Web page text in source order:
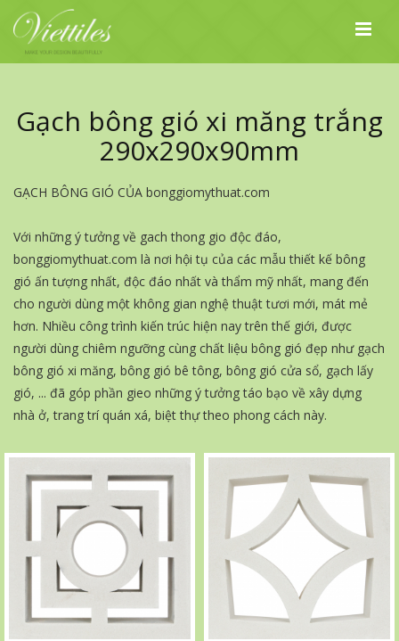
Sản Phẩm
Gạch Bông Gió Xi Măng Trắng 290x290x90mm
Gạch bông gió xi măng trắng
290x290x90mm
GẠCH BÔNG GIÓ CỦA bonggiomythuat.com
Với những ý tưởng về gach thong gio độc đáo,
bonggiomythuat.com là nơi hội tụ của các mẫu thiết kế bông
gió ấn tượng nhất, độc đáo nhất và thẩm mỹ nhất, mang đến
cho người dùng một không gian nghệ thuật tươi mới, mát mẻ
hơn. Nhiều công trình kiến trúc hiện nay trên thế giới, được
người dùng chiêm ngưỡng cùng chất liệu bông gió đẹp như gạch
bông gió xi măng, bông gió bê tông, bông gió cửa sổ, gạch lấy
gió, ... đã góp phần gieo những ý tưởng táo bạo về xây dựng
nhà ở, trang trí quán xá, biệt thự theo phong cách này.